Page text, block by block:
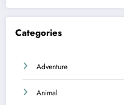
Categories
Adventure
Animal